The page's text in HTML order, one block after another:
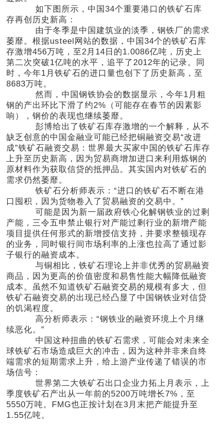
如下图所示，中国34个重要港口的铁矿石库
存再创历史新高：
由于冬季是中国建筑业的淡季，钢铁厂的需求
萎靡。根据usteel网站的数据，中国34个的铁矿石库
存激增456万吨，至2月14日的1.0086亿吨，历史上
第二次突破1亿吨的水平，追平了2012年的记录。同
时，今年1月铁矿石的进口量也创下了历史新高，至
8683万吨。
然而，中国钢铁协会的数据显示，今年1月粗
钢的产出环比下滑了约2%（可能存在春节的因素影
响），钢价的表现也继续萎靡。
彭博给出了铁矿石库存激增的一个解释，从不
缺乏创意的中国金融业可能已经把铜融资交易“改进
成”铁矿石融资交易：世界最大买家中国的铁矿石库存
上升至历史新高，因为贸易商增加进口来利用炼钢的
原材料作为获取信贷的抵押品。其实国内对铁矿石的
需求仍然萎靡。
铁矿石分析师表示：“进口的铁矿石不断在港
口囤积，因为货物卷入了贸易融资的交易中。”
可能是因为新一届政府铁心化解钢铁业的过剩
产能，三令五申禁止银行对产能过剩行业的新增产能
项目提供任何形式的新增授信支持，并要求整顿现存
的业务，同时银行间市场利率的上涨也拉高了通过影
子银行的融资成本。
与铜相比，铁矿石理论上并非优秀的贸易融资
商品，因为更高的价值密度和易售性能大幅降低融资
成本。虽然不知道铁矿石融资交易的规模有多大，但
铁矿石融资交易的出现已经凸显了中国钢铁业对信贷
的饥渴程度。
高分析师表示：“钢铁业的融资环境上个月继
续恶化。”
中国这种扭曲的铁矿石需求，可能会对未来全
球铁矿石市场造成巨大的冲击，因为这种并非来自终
端需求的短期需求上升，给上游产业传递了错误的市
场信号：
世界第二大铁矿石出口企业力拓上月表示，上
季度铁矿石产出从一年前的5200万吨增长7%，至
5550万吨。FMG也正按计划在3月末把产能提升至
1.55亿吨。